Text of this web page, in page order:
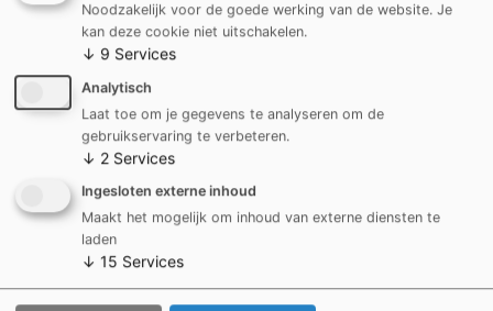
binnenkort aangekondigd.
Meer info architectuurprijs
Onze Leden
Hannes Pieters & Peter Despriet (voorzitters)
Adriaan Linters † (erelid)
Noodzakelijk voor de goede werking van de website. Je
kan deze cookie niet uitschakelen.
↓ 9 Services
Analytisch
Laat toe om je gegevens te analyseren om de
gebruikservaring te verbeteren.
↓ 2 Services
Ingesloten externe inhoud
Maakt het mogelijk om inhoud van externe diensten te
laden
↓ 15 Services